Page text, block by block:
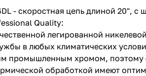
- скоростная цепь длиной 20",
Quality:
легированной
в любых климатических
промышленным хромом,
обработкой имеют